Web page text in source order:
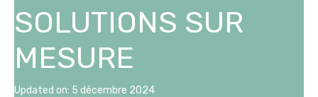
SOLUTIONS SUR
MESURE
Updated on: 5 décembre 2024